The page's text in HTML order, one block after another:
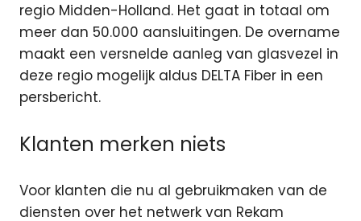
regio Midden-Holland. Het gaat in totaal om
meer dan 50.000 aansluitingen. De overname
maakt een versnelde aanleg van glasvezel in
deze regio mogelijk aldus DELTA Fiber in een
persbericht.
Klanten merken niets
Voor klanten die nu al gebruikmaken van de
diensten over het netwerk van Rekam